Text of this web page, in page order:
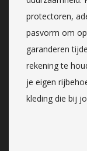
protectoren,
pasvorm om
garanderen
rekening te
je eigen
kleding die bij